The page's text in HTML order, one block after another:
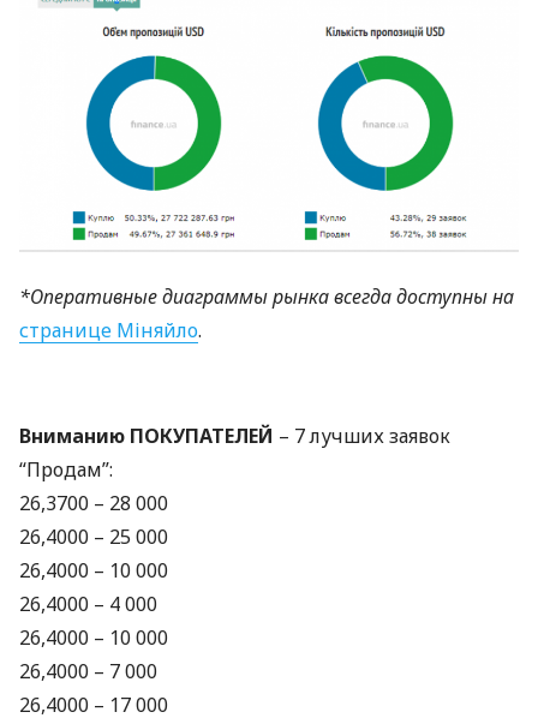
*Оперативные диаграммы рынка всегда доступны на
странице Міняйло.
Вниманию ПОКУПАТЕЛЕЙ – 7 лучших заявок
“Продам”:
26,3700 – 28 000
26,4000 – 25 000
26,4000 – 10 000
26,4000 – 4 000
26,4000 – 10 000
26,4000 – 7 000
26,4000 – 17 000